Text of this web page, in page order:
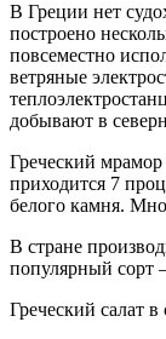
В Греции нет
построено
повсеместно
ветряные
добывают в
Греческий мрамор
приходится 7
белого камня.
В стране
популярный сорт
Греческий салат в